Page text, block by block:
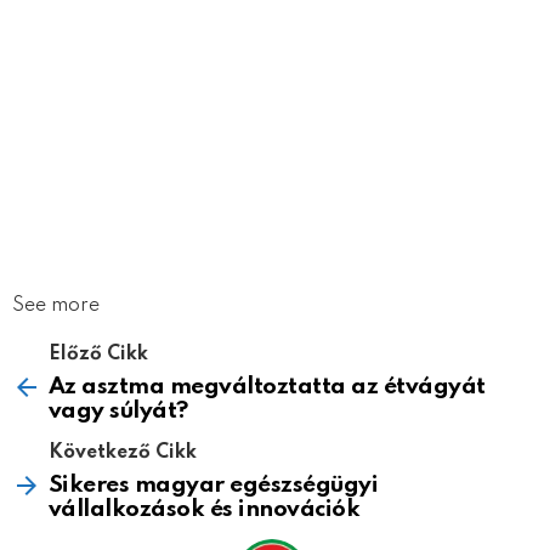
See more
Előző Cikk
Az asztma megváltoztatta az étvágyát
vagy súlyát?
Következő Cikk
Sikeres magyar egészségügyi
vállalkozások és innovációk